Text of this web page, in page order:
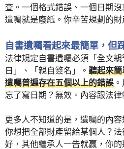
查。一個格式錯誤、一個日期
遺囑就是廢紙。你辛苦規劃的財
自書遺囑看起來最簡單，但
法律規定自書遺囑必須「全文
日」、「親自簽名」。 聽起來
遺囑普遍存在五個以上的錯誤
忘了寫日期？無效。內容跟法律
更多人不知道的是，遺囑的內
你想把全部財產留給某個人？
好，其他繼承人一告就贏，你的